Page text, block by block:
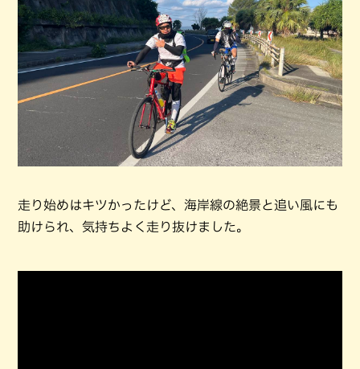
走り始めはキツかったけど、海岸線の絶景と追い風にも
助けられ、気持ちよく走り抜けました。